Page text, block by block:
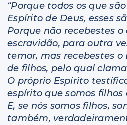
“Porque todos os que
Espírito de Deus, esses
Porque não recebestes
escravidão, para outra
temor, mas recebestes o
de filhos, pelo qual
O próprio Espírito
espírito que somos filhos
E, se nós somos filhos,
também,